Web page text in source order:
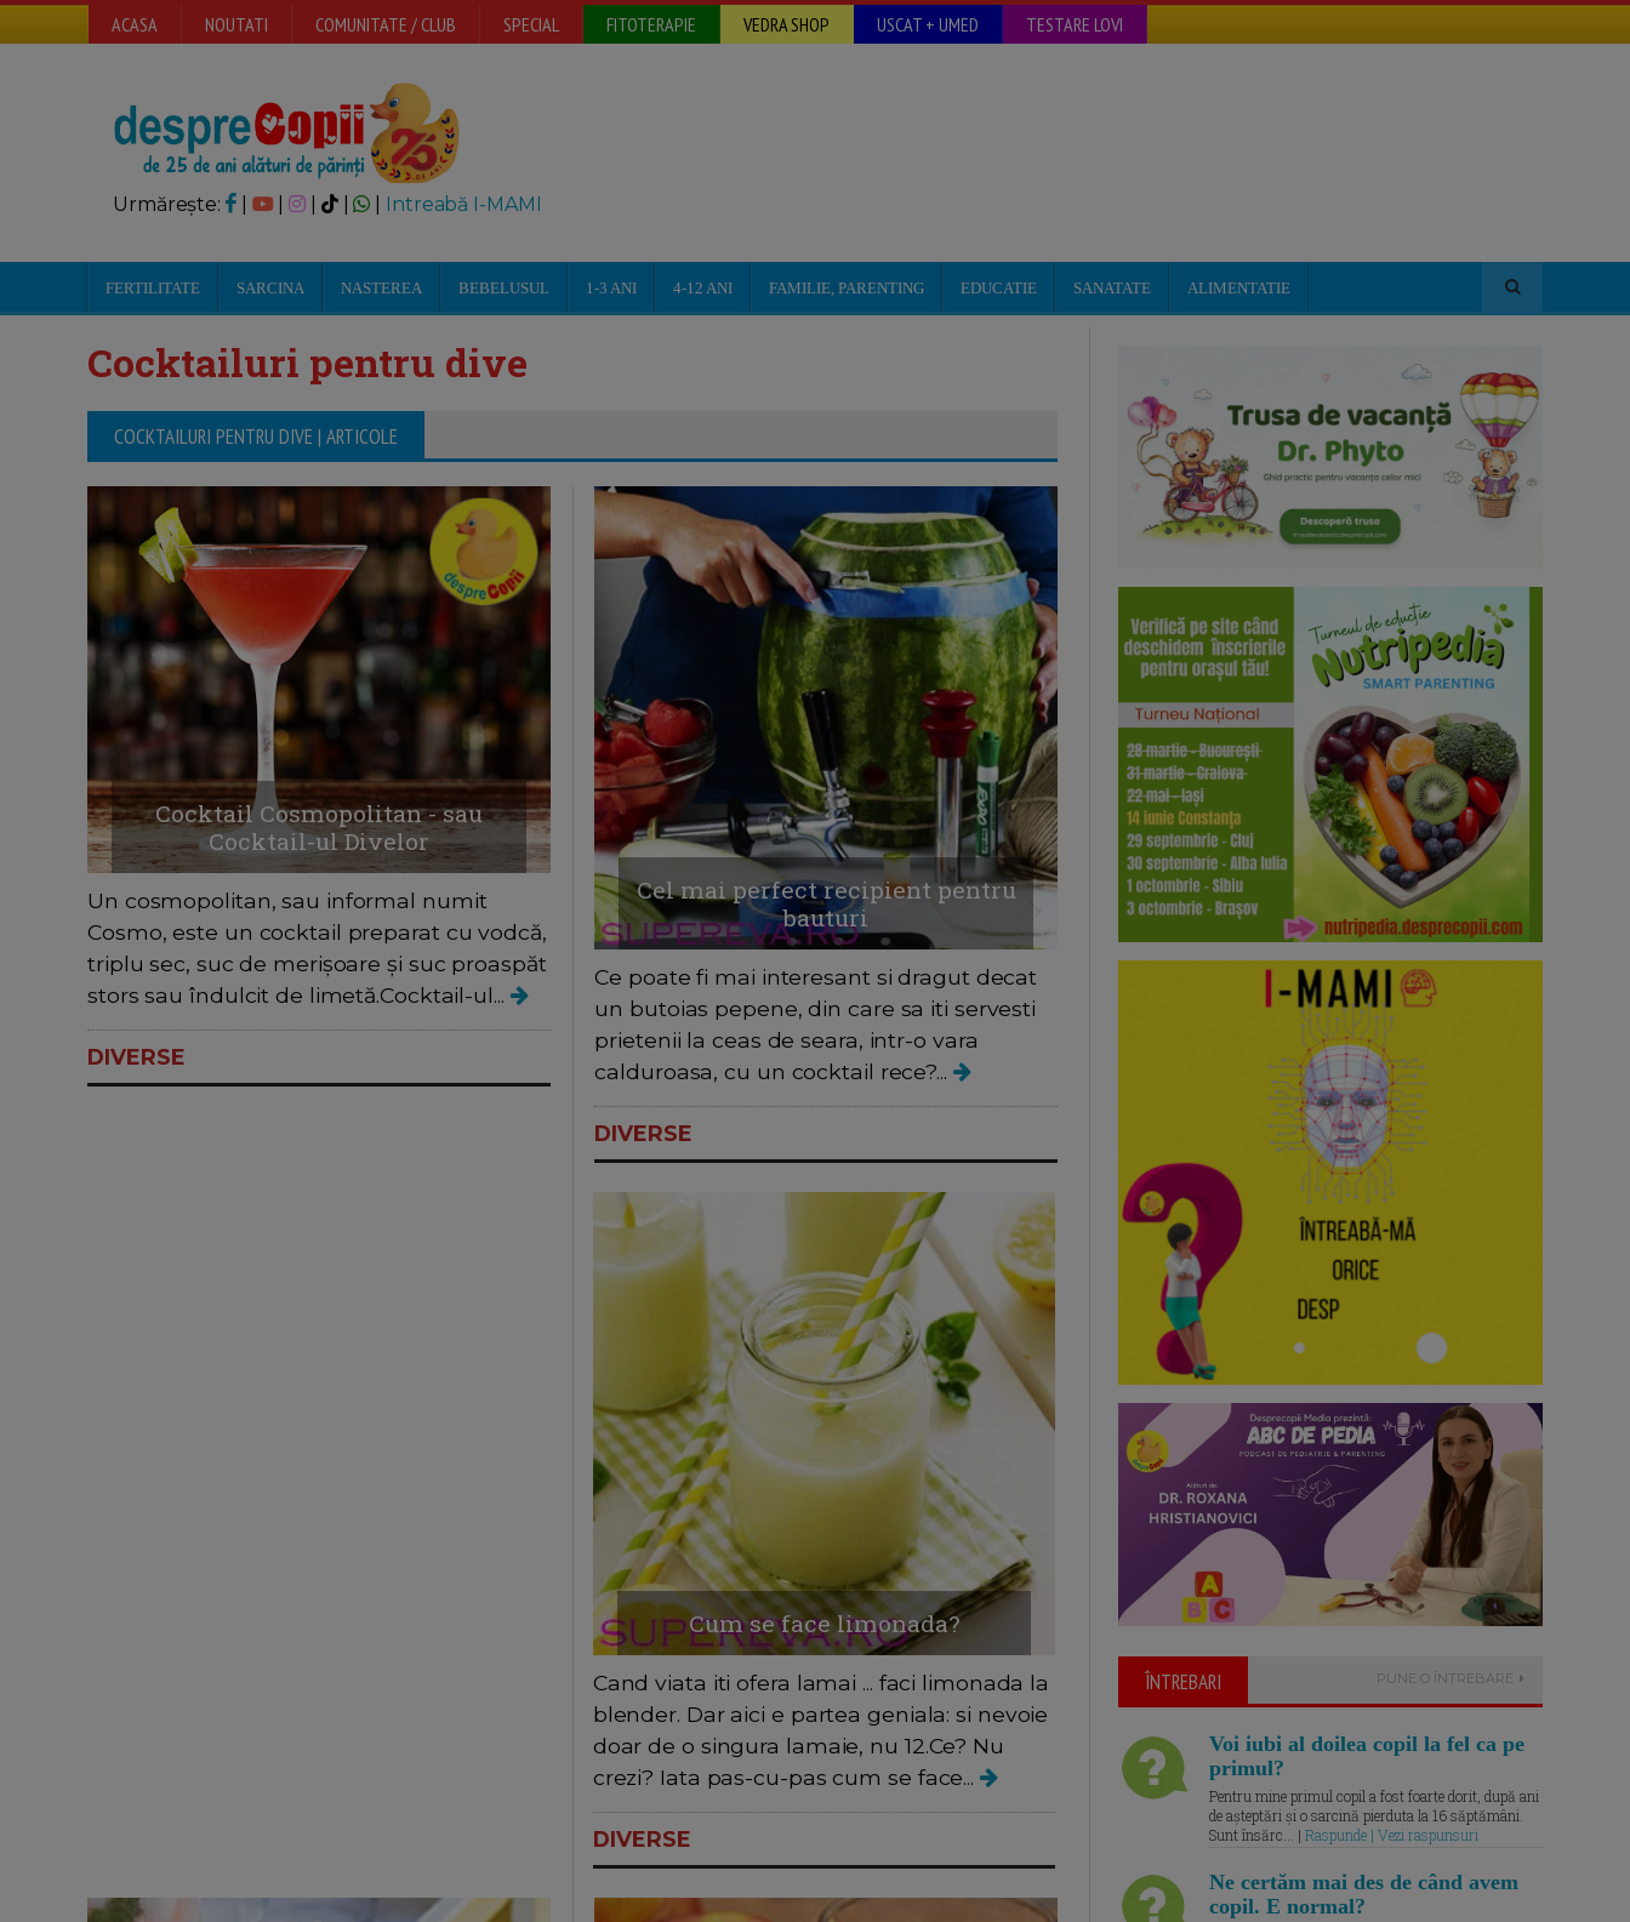
ACASA NOUTATI COMUNITATE / CLUB SPECIAL FITOTERAPIE VEDRA SHOP USCAT + UMED TESTARE LOVI
Urmărește: | | Intreabă I-MAMI
FERTILITATE SARCINA NASTEREA BEBELUSUL 1-3 ANI 4-12 ANI FAMILIE, PARENTING EDUCATIE SANATATE ALIMENTATIE
Cocktailuri pentru dive
COCKTAILURI PENTRU DIVE | ARTICOLE
Cocktail Cosmopolitan - sau
Cocktail-ul Divelor
Un cosmopolitan, sau informal numit
Cosmo, este un cocktail preparat cu vodcă,
triplu sec, suc de merișoare și suc proaspăt
stors sau îndulcit de limetă.Cocktail-ul...
DIVERSE
Cel mai perfect recipient pentru
bauturi
Ce poate fi mai interesant si dragut decat
un butoias pepene, din care sa iti servesti
prietenii la ceas de seara, intr-o vara
calduroasa, cu un cocktail rece?...
DIVERSE
Cum se face limonada?
Cand viata iti ofera lamai ... faci limonada la
blender. Dar aici e partea geniala: si nevoie
doar de o singura lamaie, nu 12.Ce? Nu
crezi? Iata pas-cu-pas cum se face...
DIVERSE
ÎNTREBARI PUNE O ÎNTREBARE
Voi iubi al doilea copil la fel ca pe
primul?
Pentru mine primul copil a fost foarte dorit, după ani
de așteptări și o sarcină pierduta la 16 săptămâni.
Sunt însărc... | Raspunde | Vezi raspunsuri
Ne certăm mai des de când avem
copil. E normal?